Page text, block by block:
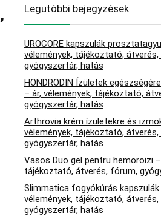
Legutóbbi bejegyzések
UROCORE kapszulák
vélemények, tájékoztató,
gyógyszertár, hatás
HONDRODIN Ízületek
– ár, vélemények, tájékoztató,
gyógyszertár, hatás
Arthrovia krém ízületekre és
vélemények, tájékoztató,
gyógyszertár, hatás
Vasos Duo gel pentru hemoroizi –
tájékoztató, átverés, fórum,
Slimmatica fogyókúrás kapszulák
vélemények, tájékoztató,
gyógyszertár, hatás